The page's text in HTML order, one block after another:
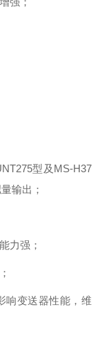
型及MS-H37
输出；
力强；
响变送器性能，维